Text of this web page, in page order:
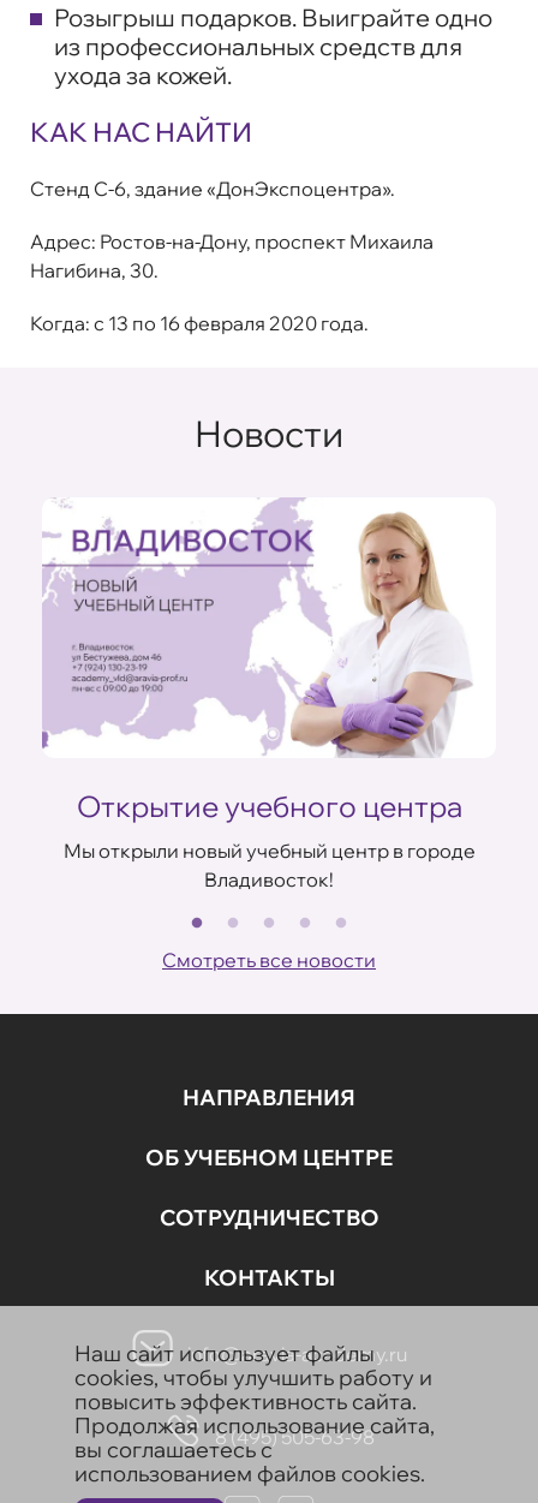
Розыгрыш подарков. Выиграйте одно
из профессиональных средств для
ухода за кожей.
КАК НАС НАЙТИ
Стенд C-6, здание «ДонЭкспоцентра».
Адрес: Ростов-на-Дону, проспект Михаила
Нагибина, 30.
Когда: с 13 по 16 февраля 2020 года.
Новости
Открытие учебного центра
Мы открыли новый учебный центр в городе
Владивосток!
Смотреть все новости
НАПРАВЛЕНИЯ
ОБ УЧЕБНОМ ЦЕНТРЕ
СОТРУДНИЧЕСТВО
КОНТАКТЫ
info@aravia-academy.ru
8 (495) 505-63-98
Наш сайт использует файлы
cookies, чтобы улучшить работу и
повысить эффективность сайта.
Продолжая использование сайта,
вы соглашаетесь с
использованием файлов cookies.